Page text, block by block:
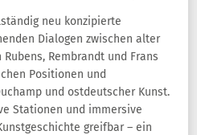
neu konzipierte
Dialogen zwischen alter
Rembrandt und Frans
Positionen und
und ostdeutscher Kunst.
Stationen und immersive
greifbar – ein